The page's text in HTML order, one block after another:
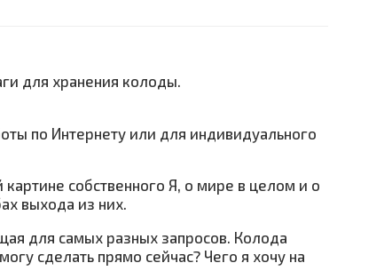
для хранения колоды.
по Интернету или для индивидуального
собственного Я, о мире в целом и о
выхода из них.
для самых разных запросов. Колода
сделать прямо сейчас? Чего я хочу на